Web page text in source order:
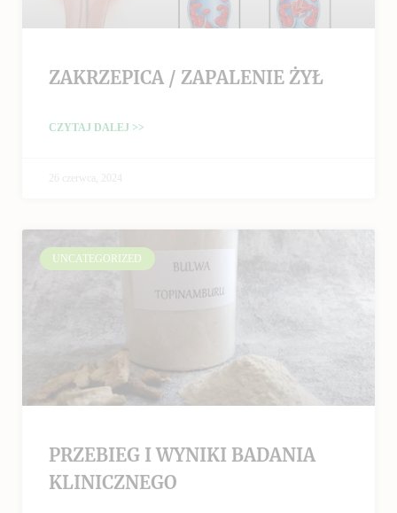
ZAKRZEPICA / ZAPALENIE ŻYŁ
CZYTAJ DALEJ >>
26 czerwca, 2024
UNCATEGORIZED
PRZEBIEG I WYNIKI BADANIA
KLINICZNEGO